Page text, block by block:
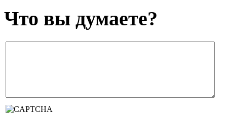
Что вы думаете?